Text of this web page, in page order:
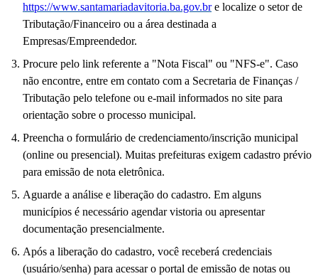
https://www.santamariadavitoria.ba.gov.bre localize o setor de
Tributação/Financeiro ou a área destinada a
Empresas/Empreendedor.
Procure pelo link referente a "Nota Fiscal" ou "NFS-e". Caso
não encontre, entre em contato com a Secretaria de Finanças /
Tributação pelo telefone ou e-mail informados no site para
orientação sobre o processo municipal.
Preencha o formulário de credenciamento/inscrição municipal
(online ou presencial). Muitas prefeituras exigem cadastro prévio
para emissão de nota eletrônica.
Aguarde a análise e liberação do cadastro. Em alguns
municípios é necessário agendar vistoria ou apresentar
documentação presencialmente.
Após a liberação do cadastro, você receberá credenciais
(usuário/senha) para acessar o portal de emissão de notas ou